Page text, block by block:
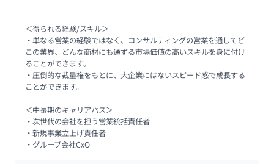
＜得られる経験/スキル＞
・単なる営業の経験ではなく、コンサルティングの営業を通してど
この業界、どんな商材にも通ずる市場価値の高いスキルを身に付け
ることができます。
・圧倒的な裁量権をもとに、大企業にはないスピード感で成長する
ことができます。
＜中長期のキャリアパス＞
・次世代の会社を担う営業統括責任者
・新規事業立上げ責任者
・グループ会社CxO